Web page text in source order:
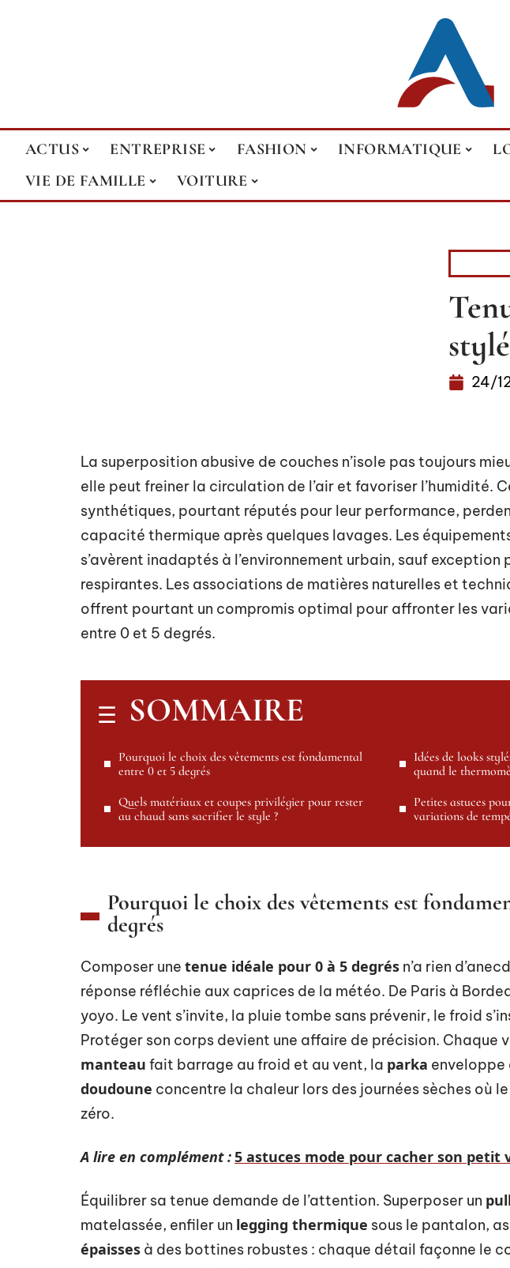
ACTUS ENTREPRISE FASHION INFORMATIQUE
VIE DE FAMILLE
VOITURE
24/
La superposition abusive de couches n’isole pas toujours
elle peut freiner la circulation de l’air et favoriser l’humidité.
synthétiques, pourtant réputés pour leur performance,
capacité thermique après quelques lavages. Les
s’avèrent inadaptés à l’environnement urbain, sauf exception
respirantes. Les associations de matières naturelles et
offrent pourtant un compromis optimal pour affronter les
entre 0 et 5 degrés.
SOMMAIRE
Pourquoi le choix des vêtements est fondamental
entre 0 et 5 degrés
Quels matériaux et coupes privilégier pour rester
au chaud sans sacrifier le style ?
Idées de looks
quand le
Petites astuces
variations de
Pourquoi le choix des vêtements est
degrés
Composer une tenue idéale pour 0 à 5 degrés n’a rien
réponse réfléchie aux caprices de la météo. De Paris à
yoyo. Le vent s’invite, la pluie tombe sans prévenir, le froid
Protéger son corps devient une affaire de précision. Chaque
manteau fait barrage au froid et au vent, la parka enveloppe
doudoune concentre la chaleur lors des journées sèches où
zéro.
A lire en complément :5 astuces mode pour cacher son petit
Équilibrer sa tenue demande de l’attention. Superposer un pull
matelassée, enfiler un legging thermique sous le pantalon,
épaisses à des bottines robustes : chaque détail façonne le